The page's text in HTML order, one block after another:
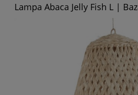
Lampa Abaca Jelly Fish L |